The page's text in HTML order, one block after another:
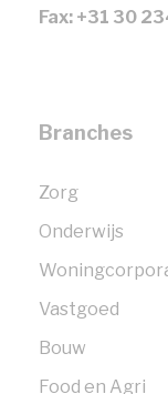
Fax: +31 30
Branches
Zorg
Onderwijs
Vastgoed
Bouw
Food en Agri